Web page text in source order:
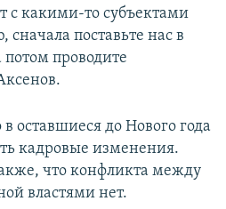
с какими-то субъектами
сначала поставьте нас в
проводите
оставшиеся до Нового года
кадровые изменения.
что конфликта между
властями нет.